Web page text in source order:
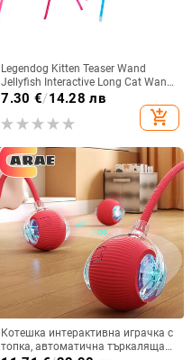
Legendog Kitten Teaser Wand
Jellyfish Interactive Long Cat Wand
Toy Kitten Play Wand For Kitten
7.30 €/14.28 лв
add_shopping_cart
Котешка интерактивна играчка с
топка, автоматична търкаляща